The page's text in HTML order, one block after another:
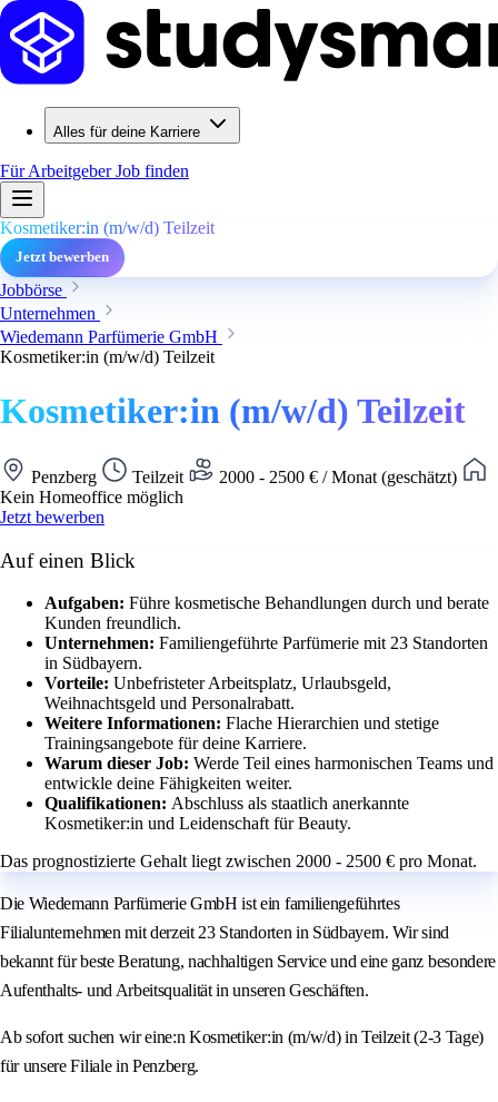
Alles für deine Karriere
Für ArbeitgeberJob finden
Kosmetiker:in (m/w/d) Teilzeit
Jetzt bewerben
Jobbörse
Unternehmen
Wiedemann Parfümerie GmbH
Kosmetiker:in (m/w/d) Teilzeit
Kosmetiker:in (m/w/d) Teilzeit
Penzberg Teilzeit
2000 - 2500 € / Monat (geschätzt)
Kein Homeoffice möglich
Jetzt bewerben
Auf einen Blick
Aufgaben: Führe kosmetische Behandlungen durch und berate
Kunden freundlich.
Unternehmen: Familiengeführte Parfümerie mit 23 Standorten
in Südbayern.
Vorteile: Unbefristeter Arbeitsplatz, Urlaubsgeld,
Weihnachtsgeld und Personalrabatt.
Weitere Informationen: Flache Hierarchien und stetige
Trainingsangebote für deine Karriere.
Warum dieser Job: Werde Teil eines harmonischen Teams und
entwickle deine Fähigkeiten weiter.
Qualifikationen: Abschluss als staatlich anerkannte
Kosmetiker:in und Leidenschaft für Beauty.
Das prognostizierte Gehalt liegt zwischen 2000 - 2500 € pro Monat.
Die Wiedemann Parfümerie GmbH ist ein familiengeführtes
Filialunternehmen mit derzeit 23 Standorten in Südbayern. Wir sind
bekannt für beste Beratung, nachhaltigen Service und eine ganz besondere
Aufenthalts- und Arbeitsqualität in unseren Geschäften.
Ab sofort suchen wir eine:n Kosmetiker:in (m/w/d) in Teilzeit (2-3 Tage)
für unsere Filiale in Penzberg.